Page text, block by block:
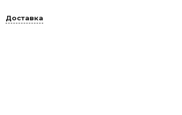
Доставка